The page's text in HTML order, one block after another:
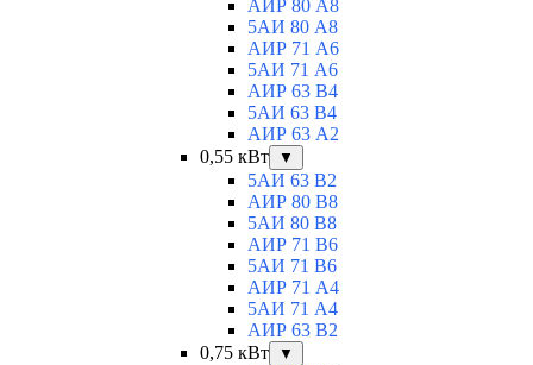
АИР 80 А8
5АИ 80 A8
АИР 71 А6
5АИ 71 A6
АИР 63 B4
5АИ 63 B4
АИР 63 А2
0,55 кВт
▼
5АИ 63 B2
АИР 80 B8
5АИ 80 В8
АИР 71 В6
5АИ 71 B6
АИР 71 А4
5АИ 71 A4
АИР 63 B2
0,75 кВт
▼